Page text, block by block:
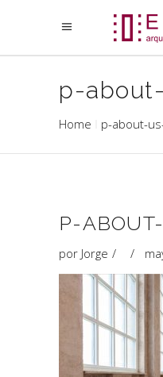
p-
Home p-about-
P-
por Jorge